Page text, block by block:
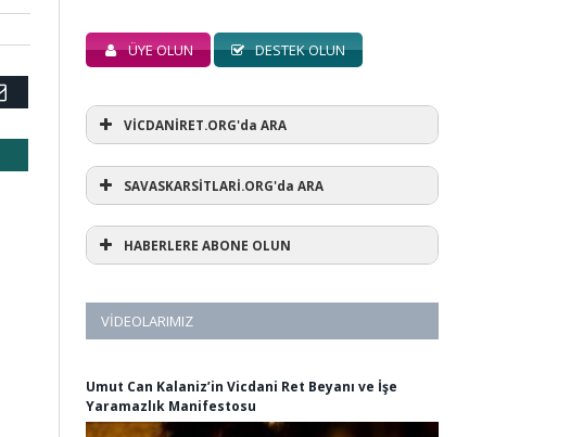
Email
ÜYE OLUN DESTEK OLUN
VİCDANİRET.ORG'da ARA
SAVASKARSİTLARİ.ORG'da ARA
HABERLERE ABONE OLUN
VIDEOLARIMIZ
Umut Can Kalaniz’in Vicdani Ret Beyanı ve İşe
Yaramazlık Manifestosu